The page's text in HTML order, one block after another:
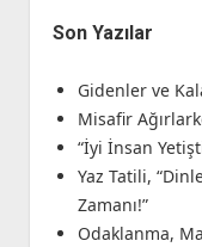
Son Yazılar
Gidenler ve
Misafir
“İyi İnsan
Yaz Tatili,
Zamanı!”
Odaklanma,